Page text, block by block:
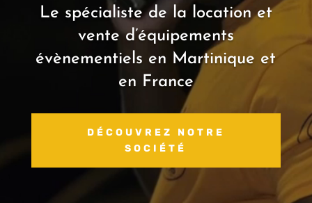
Le spécialiste de la location et
vente d’équipements
évènementiels en Martinique et
en France
DÉCOUVREZ NOTRE
SOCIÉTÉ